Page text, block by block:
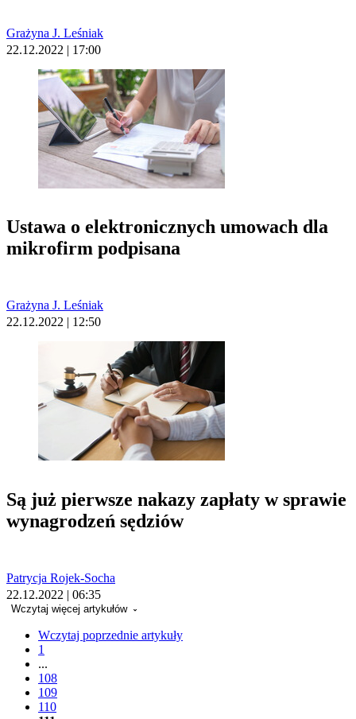
Grażyna J. Leśniak
22.12.2022 | 17:00
Ustawa o elektronicznych umowach dla
mikrofirm podpisana
Grażyna J. Leśniak
22.12.2022 | 12:50
Są już pierwsze nakazy zapłaty w sprawie
wynagrodzeń sędziów
Patrycja Rojek-Socha
22.12.2022 | 06:35
Wczytaj więcej artykułów
Wczytaj poprzednie artykuły
1
...
108
109
110